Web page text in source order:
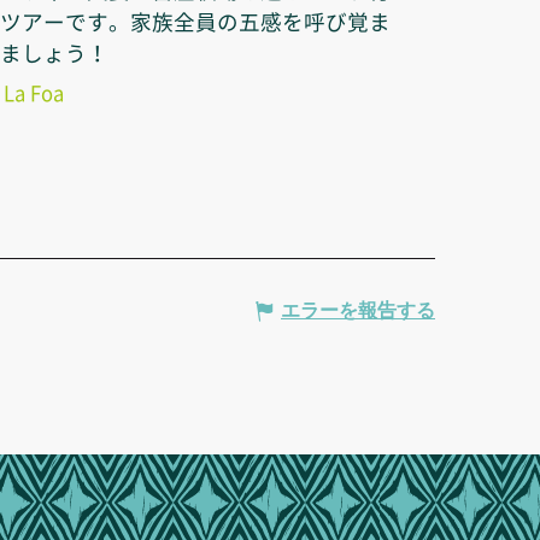
アーです。家族全員の五感を呼び覚ま
しょう！
La Foa
エラーを報告する